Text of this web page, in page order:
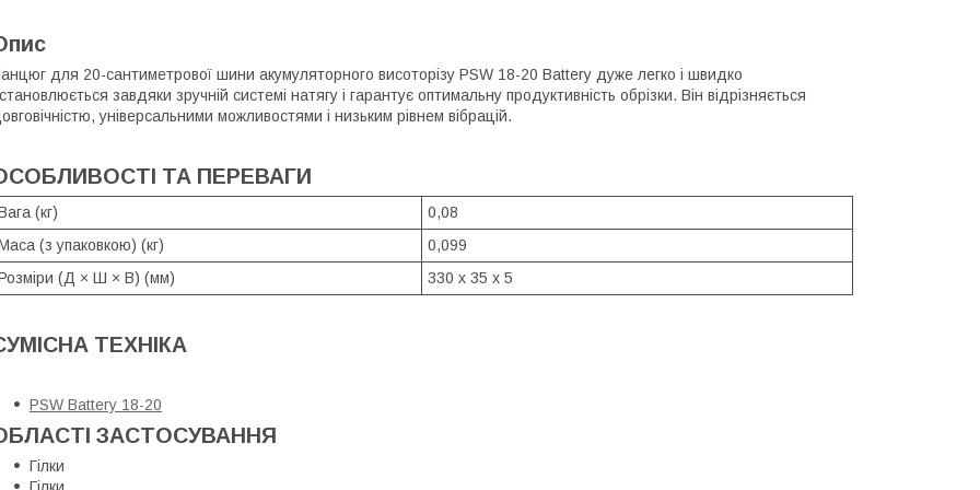
для 20-сантиметрової шини акумуляторного висоторізу PSW 18-20 Battery дуже легко і швидко
завдяки зручній системі натягу і гарантує оптимальну продуктивність обрізки. Він відрізняється
універсальними можливостями і низьким рівнем вібрацій.
ТА ПЕРЕВАГИ
(кг)
0,08
(з упаковкою) (кг)
0,099
(Д × Ш × В) (мм)
330 x 35 x 5
ТЕХНІКА
PSW Battery 18-20
ЗАСТОСУВАННЯ
Гілки